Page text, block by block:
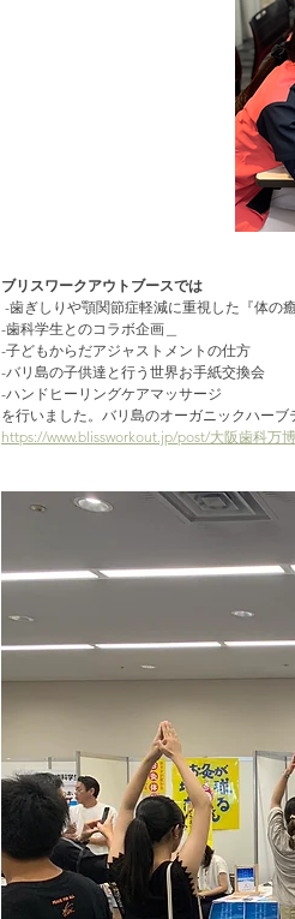
ブリスワークアウトブースでは
-歯ぎしりや顎関節症軽減に重視した『体の
-歯科学生とのコラボ企画＿
-子どもからだアジャストメントの仕方
-バリ島の子供達と行う世界お手紙交換会
-ハンドヒーリングケアマッサージ
を行いました。バリ島のオーガニックハーブ
https://www.blissworkout.jp/post/大阪歯科万